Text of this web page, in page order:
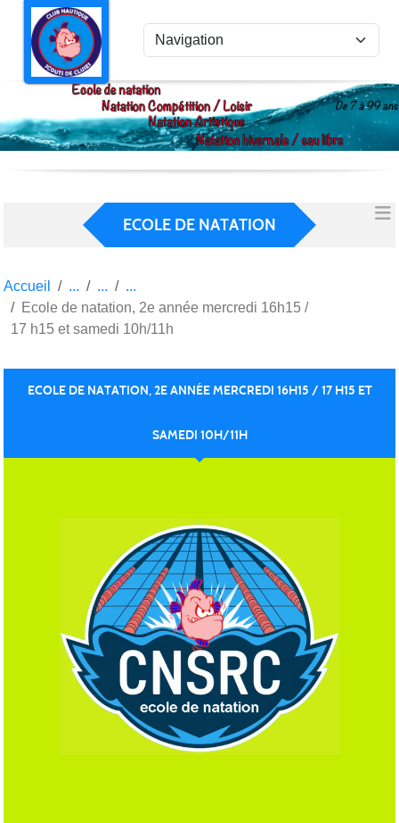
ECOLE DE NATATION
Accueil
Ecole de natation, 2e année mercredi 16h15 /
17 h15 et samedi 10h/11h
ECOLE DE NATATION, 2E ANNÉE MERCREDI 16H15 / 17 H15 ET
SAMEDI 10H/11H
Panneau de gestion des cookies